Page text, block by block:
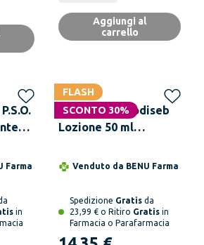
Aggiungi al
carrello
la
Farma
in
FLASH
SCONTO 30%
INSIDERMA Nodiseb
Lozione 50 ml
Iperseborrea e
Venduto da BENU Farma
Spedizione Gratis da
23,99 € o Ritiro Gratis in
Farmacia o Parafarmacia